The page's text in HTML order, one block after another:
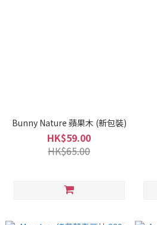
Bunny Nature 蘋果木 (新包裝)
HK$59.00
HK$65.00